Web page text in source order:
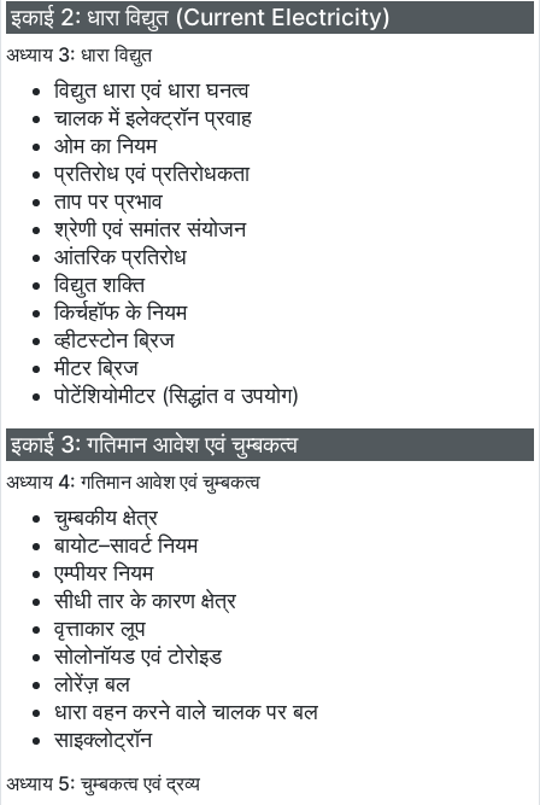
इकाई 2: धारा विद्युत (Current Electricity)
अध्याय 3: धारा विद्युत
विद्युत धारा एवं धारा घनत्व
चालक में इलेक्ट्रॉन प्रवाह
ओम का नियम
प्रतिरोध एवं प्रतिरोधकता
ताप पर प्रभाव
श्रेणी एवं समांतर संयोजन
आंतरिक प्रतिरोध
विद्युत शक्ति
किर्चहॉफ के नियम
व्हीटस्टोन ब्रिज
मीटर ब्रिज
पोटेंशियोमीटर (सिद्धांत व उपयोग)
इकाई 3: गतिमान आवेश एवं चुम्बकत्व
अध्याय 4: गतिमान आवेश एवं चुम्बकत्व
चुम्बकीय क्षेत्र
बायोट–सावर्ट नियम
एम्पीयर नियम
सीधी तार के कारण क्षेत्र
वृत्ताकार लूप
सोलोनॉयड एवं टोरोइड
लोरेंज़ बल
धारा वहन करने वाले चालक पर बल
साइक्लोट्रॉन
अध्याय 5: चुम्बकत्व एवं द्रव्य